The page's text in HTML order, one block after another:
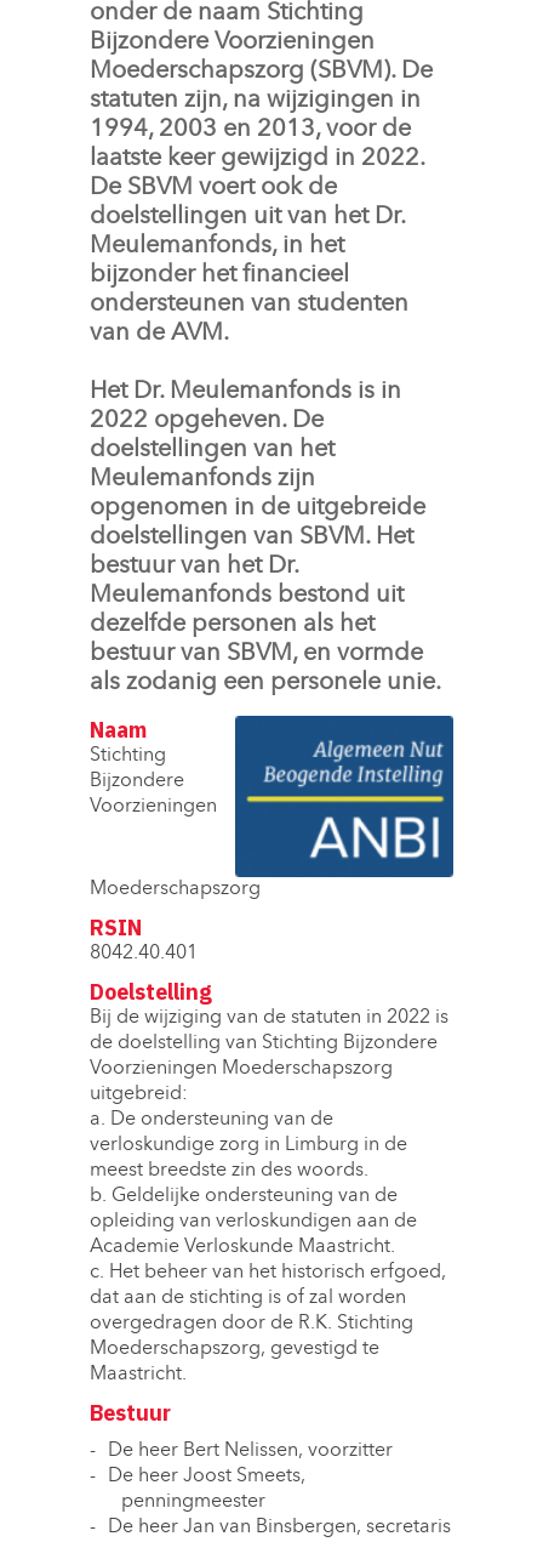
onder de naam Stichting
Bijzondere Voorzieningen
Moederschapszorg (SBVM). De
statuten zijn, na wijzigingen in
1994, 2003 en 2013, voor de
laatste keer gewijzigd in 2022.
De SBVM voert ook de
doelstellingen uit van het Dr.
Meulemanfonds, in het
bijzonder het financieel
ondersteunen van studenten
van de AVM.
Het Dr. Meulemanfonds is in
2022 opgeheven. De
doelstellingen van het
Meulemanfonds zijn
opgenomen in de uitgebreide
doelstellingen van SBVM. Het
bestuur van het Dr.
Meulemanfonds bestond uit
dezelfde personen als het
bestuur van SBVM, en vormde
als zodanig een personele unie.
Naam
Stichting
Bijzondere
Voorzieningen
Moederschapszorg
RSIN
8042.40.401
Doelstelling
Bij de wijziging van de statuten in 2022 is
de doelstelling van Stichting Bijzondere
Voorzieningen Moederschapszorg
uitgebreid:
a. De ondersteuning van de
verloskundige zorg in Limburg in de
meest breedste zin des woords.
b. Geldelijke ondersteuning van de
opleiding van verloskundigen aan de
Academie Verloskunde Maastricht.
c. Het beheer van het historisch erfgoed,
dat aan de stichting is of zal worden
overgedragen door de R.K. Stichting
Moederschapszorg, gevestigd te
Maastricht.
Bestuur
De heer Bert Nelissen, voorzitter
De heer Joost Smeets,
penningmeester
De heer Jan van Binsbergen, secretaris